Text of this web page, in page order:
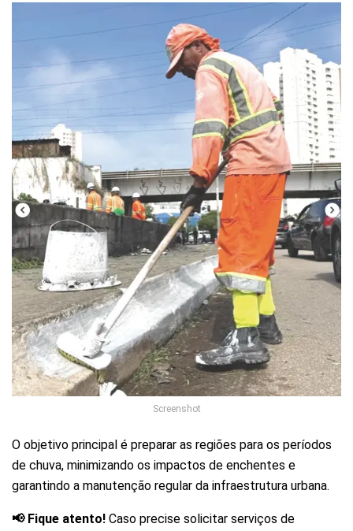
Screenshot
O objetivo principal é preparar as regiões para os períodos
de chuva, minimizando os impactos de enchentes e
garantindo a manutenção regular da infraestrutura urbana.
📢 Fique atento! Caso precise solicitar serviços de